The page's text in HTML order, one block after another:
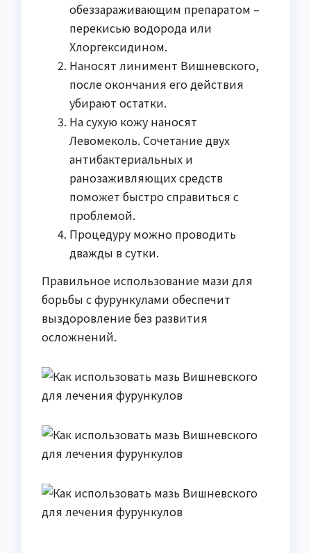
обеззараживающим препаратом –
перекисью водорода или
Хлоргексидином.
Наносят линимент Вишневского,
после окончания его действия
убирают остатки.
На сухую кожу наносят
Левомеколь. Сочетание двух
антибактериальных и
ранозаживляющих средств
поможет быстро справиться с
проблемой.
Процедуру можно проводить
дважды в сутки.
Правильное использование мази для
борьбы с фурункулами обеспечит
выздоровление без развития
осложнений.